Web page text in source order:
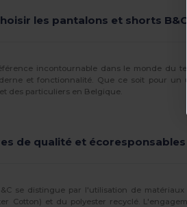
(2)
Loom (4)
(7)
(1)
(5)
les pantalons et shorts B&C
incontournable dans le monde du
et fonctionnalité. Que ce soit pour un
des particuliers en Belgique.
de qualité et écoresponsables
se distingue par l'utilisation de
Cotton) et du polyester recyclé.